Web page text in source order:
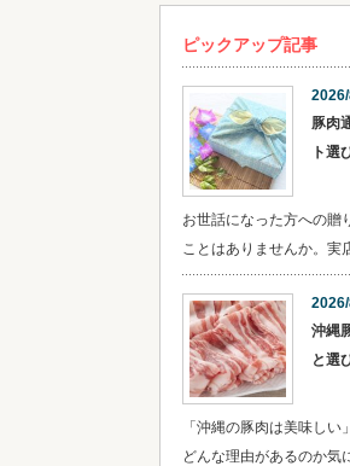
ピックアップ記事
豚肉
ト選
お世話になった方への贈
ことはありませんか。
沖縄
と選
「沖縄の豚肉は美味し
どんな理由があるのか気